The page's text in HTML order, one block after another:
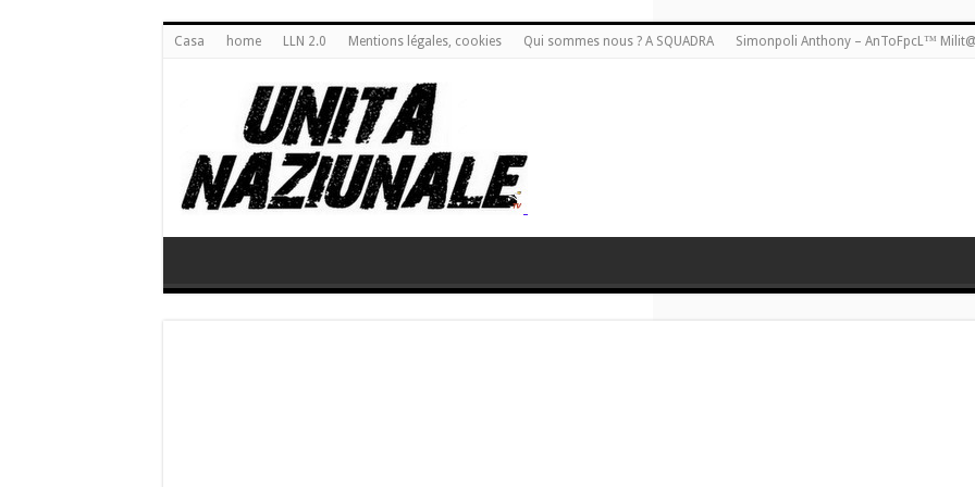
Casa home LLN 2.0 Mentions légales, cookies Qui sommes nous ? A SQUADRA Simonpoli Anthony – AnToFpcL™